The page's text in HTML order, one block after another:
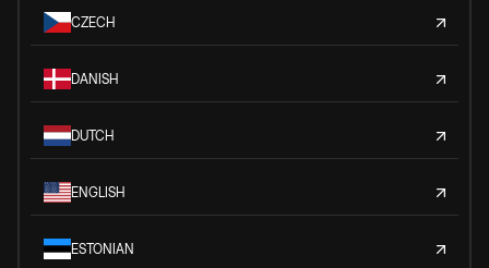
CZECH
DANISH
DUTCH
ENGLISH
ESTONIAN